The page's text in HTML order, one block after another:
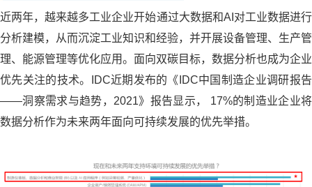
近两年，越来越多工业企业开始通过大数据和AI对工业数据进行
分析建模，从而沉淀工业知识和经验，并开展设备管理、生产管
理、能源管理等优化应用。面向双碳目标，数据分析也成为企业
优先关注的技术。IDC近期发布的《IDC中国制造企业调研报告
——洞察需求与趋势，2021》报告显示， 17%的制造业企业将
数据分析作为未来两年面向可持续发展的优先举措。